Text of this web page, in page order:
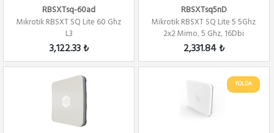
RBSXTsq-60ad
Mikrotik RBSXT SQ Lite 60 Ghz
L3
3,122.33 ₺
RBSXTsq5nD
Mikrotik RBSXT SQ Lite 5 5Ghz
2x2 Mimo, 5 Ghz, 16Dbi
Alıcı,23Derec...
2,331.84 ₺
YOLDA